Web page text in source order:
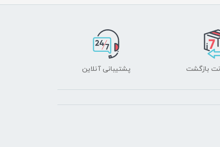
پشتیبانی آنلاین